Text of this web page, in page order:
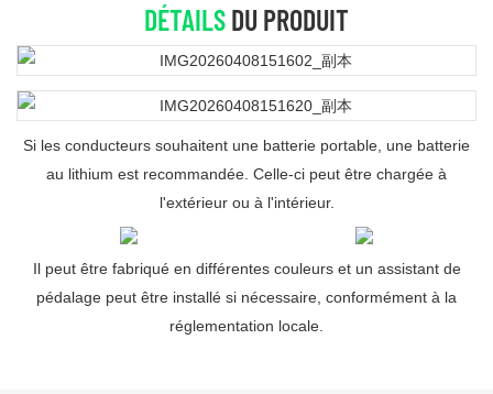
DÉTAILSDU PRODUIT
Si les conducteurs souhaitent une batterie portable, une batterie
au lithium est recommandée. Celle-ci peut être chargée à
l'extérieur ou à l'intérieur.
Il peut être fabriqué en différentes couleurs et un assistant de
pédalage peut être installé si nécessaire, conformément à la
réglementation locale.